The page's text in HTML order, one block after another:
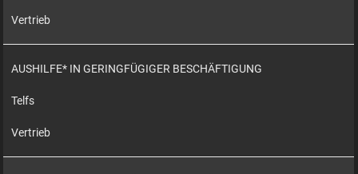
Vertrieb
AUSHILFE* IN GERINGFÜGIGER BESCHÄFTIGUNG
Telfs
Vertrieb